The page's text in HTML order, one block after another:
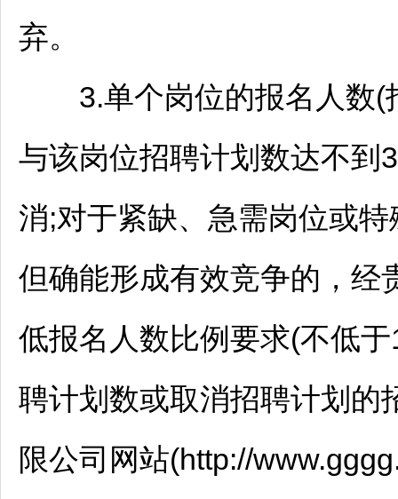
弃。
3.单个岗位的报名人数(
与该岗位招聘计划数达不到
消;对于紧缺、急需岗位或
但确能形成有效竞争的，经
低报名人数比例要求(不低
聘计划数或取消招聘计划的
限公司网站(http://